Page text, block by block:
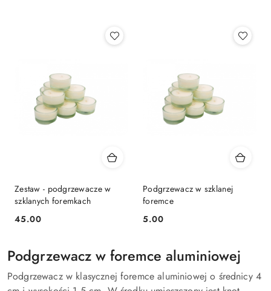
Zestaw - podgrzewacze w
szklanych foremkach
Cena:
45.00
Podgrzewacz w szklanej
foremce
Cena:
5.00
Podgrzewacz w foremce aluminiowej
Podgrzewacz w klasycznej foremce aluminiowej o średnicy 4